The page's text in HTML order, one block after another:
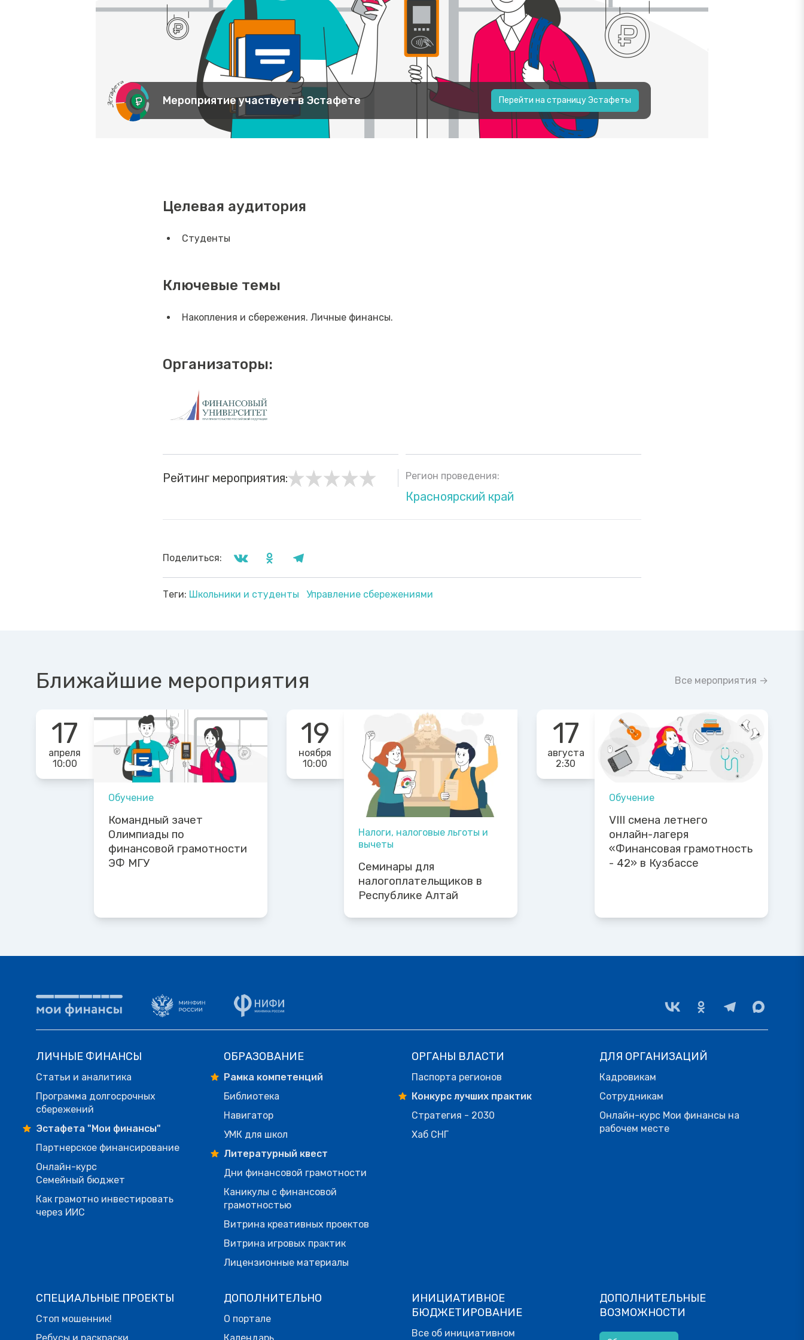
Мероприятие участвует в Эстафете Перейти на страницу Эстафеты
Целевая аудитория
Студенты
Ключевые темы
Накопления и сбережения. Личные финансы.
Организаторы:
Рейтинг мероприятия: Регион проведения:
Красноярский край
Поделиться:
Теги: Школьники и студенты Управление сбережениями
Ближайшие мероприятия Все мероприятия →
17
апреля
10:00
Обучение
Командный зачет
Олимпиады по
финансовой грамотности
ЭФ МГУ
19
ноября
10:00
Налоги, налоговые льготы и
вычеты
Семинары для
налогоплательщиков в
Республике Алтай
17
августа
2:30
Обучение
VIII смена летнего
онлайн-лагеря
«Финансовая грамотность
- 42» в Кузбассе
ЛИЧНЫЕ ФИНАНСЫ
Статьи и аналитика
Программа долгосрочных
сбережений
Эстафета "Мои финансы"
Партнерское финансирование
Онлайн-курс
Семейный бюджет
Как грамотно инвестировать
через ИИС
ОБРАЗОВАНИЕ
Рамка компетенций
Библиотека
Навигатор
УМК для школ
Литературный квест
Дни финансовой грамотности
Каникулы с финансовой
грамотностью
Витрина креативных проектов
Витрина игровых практик
Лицензионные материалы
ОРГАНЫ ВЛАСТИ
Паспорта регионов
Конкурс лучших практик
Стратегия - 2030
Хаб СНГ
ДЛЯ ОРГАНИЗАЦИЙ
Кадровикам
Сотрудникам
Онлайн-курс Мои финансы на
рабочем месте
СПЕЦИАЛЬНЫЕ ПРОЕКТЫ
Стоп мошенник!
ДОПОЛНИТЕЛЬНО
О портале
ИНИЦИАТИВНОЕ
БЮДЖЕТИРОВАНИЕ
Все об инициативном
ДОПОЛНИТЕЛЬНЫЕ
ВОЗМОЖНОСТИ